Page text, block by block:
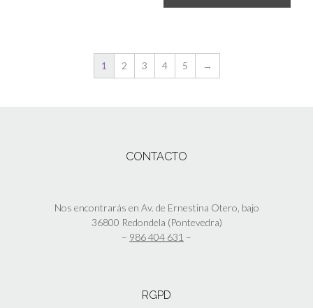
1 2 3 4 5 →
CONTACTO
Nos encontrarás en Av. de Ernestina Otero, bajo
36800 Redondela (Pontevedra)
– 986 404 631 –
RGPD